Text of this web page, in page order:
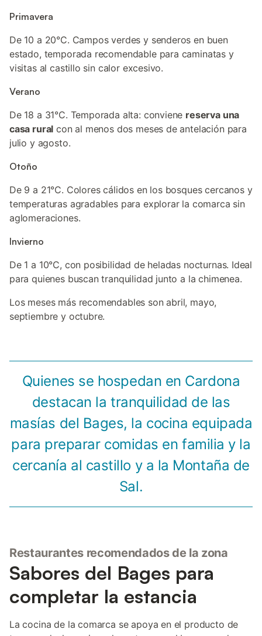
Primavera
De 10 a 20°C. Campos verdes y senderos en buen
estado, temporada recomendable para caminatas y
visitas al castillo sin calor excesivo.
Verano
De 18 a 31°C. Temporada alta: conviene reserva una
casa rural con al menos dos meses de antelación para
julio y agosto.
Otoño
De 9 a 21°C. Colores cálidos en los bosques cercanos y
temperaturas agradables para explorar la comarca sin
aglomeraciones.
Invierno
De 1 a 10°C, con posibilidad de heladas nocturnas. Ideal
para quienes buscan tranquilidad junto a la chimenea.
Los meses más recomendables son abril, mayo,
septiembre y octubre.
Quienes se hospedan en Cardona
destacan la tranquilidad de las
masías del Bages, la cocina equipada
para preparar comidas en familia y la
cercanía al castillo y a la Montaña de
Sal.
Restaurantes recomendados de la zona
Sabores del Bages para
completar la estancia
La cocina de la comarca se apoya en el producto de